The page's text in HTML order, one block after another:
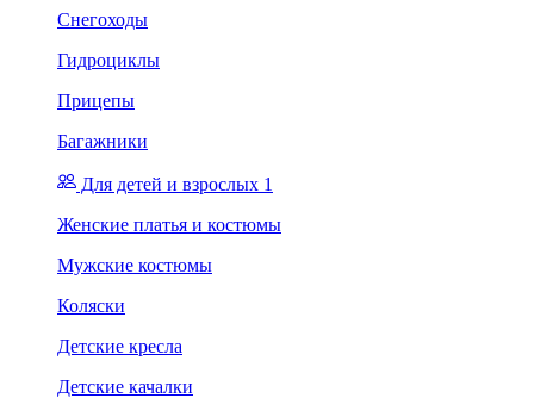
Снегоходы
Гидроциклы
Прицепы
Багажники
Для детей и взрослых 1
Женские платья и костюмы
Мужские костюмы
Коляски
Детские кресла
Детские качалки